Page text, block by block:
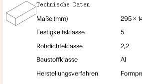
Technische Daten
Maße (mm)
295 ×
Festigkeitsklasse
5
Rohdichteklasse
2,2
Baustoffklasse
A1
Herstellungsverfahren